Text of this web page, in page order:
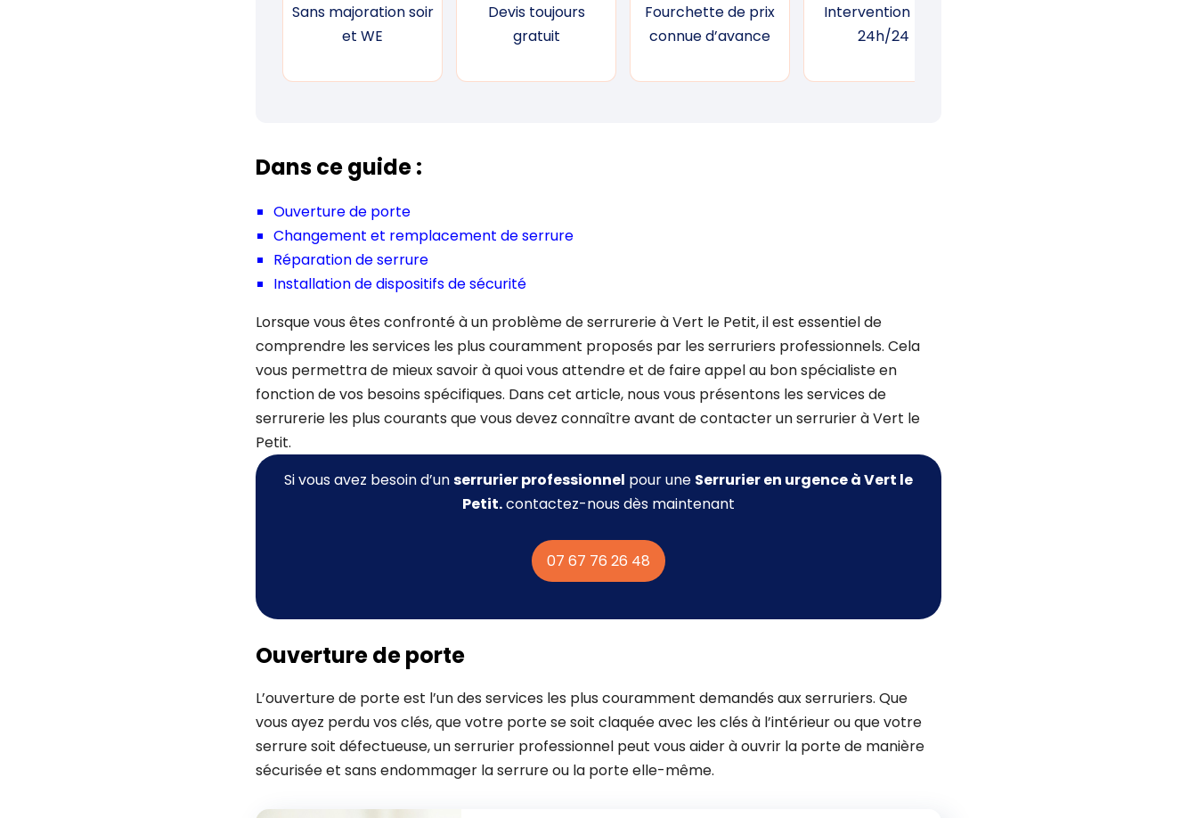
Sans majoration soir
et WE
Devis toujours
gratuit
Fourchette de prix
connue d’avance
Intervention 7j/7,
24h/24
Dans ce guide :
Ouverture de porte
Changement et remplacement de serrure
Réparation de serrure
Installation de dispositifs de sécurité
Lorsque vous êtes confronté à un problème de serrurerie à Vert le Petit, il est essentiel de
comprendre les services les plus couramment proposés par les serruriers professionnels. Cela
vous permettra de mieux savoir à quoi vous attendre et de faire appel au bon spécialiste en
fonction de vos besoins spécifiques. Dans cet article, nous vous présentons les services de
serrurerie les plus courants que vous devez connaître avant de contacter un serrurier à Vert le
Petit.
Si vous avez besoin d’unserrurier professionnel pour une Serrurieren urgence à Vert le
Petit.contactez-nous dès maintenant
07 67 76 26 48
Ouverture de porte
L’ouverture de porte est l’un des services les plus couramment demandés aux serruriers. Que
vous ayez perdu vos clés, que votre porte se soit claquée avec les clés à l’intérieur ou que votre
serrure soit défectueuse, un serrurier professionnel peut vous aider à ouvrir la porte de manière
sécurisée et sans endommager la serrure ou la porte elle-même.